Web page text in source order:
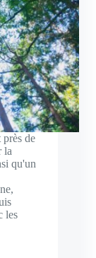
de
la
qu'un
les